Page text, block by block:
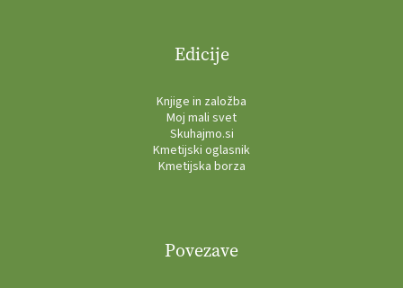
Edicije
Knjige in založba
Moj mali svet
Skuhajmo.si
Kmetijski oglasnik
Kmetijska borza
Povezave